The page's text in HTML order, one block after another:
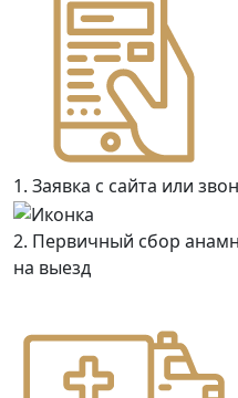
1. Заявка с сайта или
2. Первичный сбор
на выезд